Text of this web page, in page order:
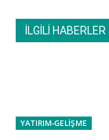
İLGİLİ HABERLER
YATIRIM-GELİŞME